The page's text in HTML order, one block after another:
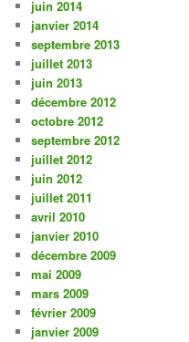
juin 2014
janvier 2014
septembre 2013
juillet 2013
juin 2013
décembre 2012
octobre 2012
septembre 2012
juillet 2012
juin 2012
juillet 2011
avril 2010
janvier 2010
décembre 2009
mai 2009
mars 2009
février 2009
janvier 2009